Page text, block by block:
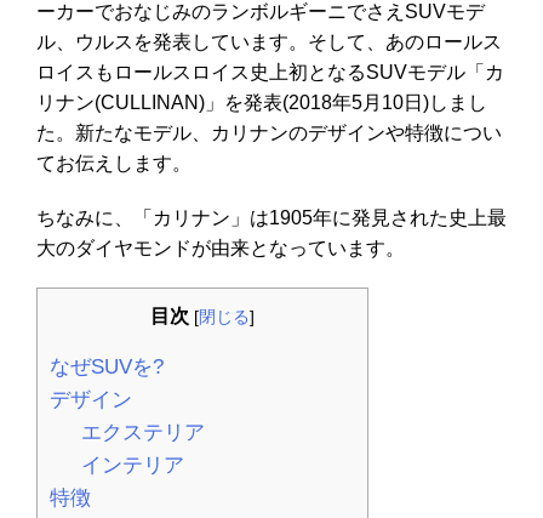
ーカーでおなじみのランボルギーニでさえSUVモデ
ル、ウルスを発表しています。そして、あのロールス
ロイスもロールスロイス史上初となるSUVモデル「カ
リナン(CULLINAN)」を発表(2018年5月10日)しまし
た。新たなモデル、カリナンのデザインや特徴につい
てお伝えします。
ちなみに、「カリナン」は1905年に発見された史上最
大のダイヤモンドが由来となっています。
目次 [閉じる]
なぜSUVを?
デザイン
エクステリア
インテリア
特徴